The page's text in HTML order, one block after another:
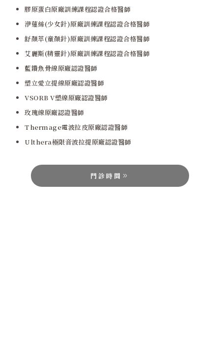
膠原蛋白原廠訓練課程認證合格醫師
洢蓮絲(少女針)原廠訓練課程認證合格醫師
舒顏萃(童顏針)原廠訓練課程認證合格醫師
艾麗斯(精靈針)原廠訓練課程認證合格醫師
藍鑽魚骨線原廠認證醫師
塑立愛立提線原廠認證醫師
VSORB V塑線原廠認證醫師
玫瑰線原廠認證醫師
Thermage電波拉皮原廠認證醫師
Ulthera極限音波拉提原廠認證醫師
門診時間